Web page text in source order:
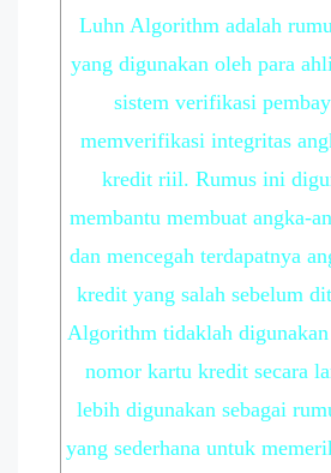
Luhn Algorithm adalah
yang digunakan oleh para
sistem verifikasi
memverifikasi integritas
kredit riil. Rumus ini
membantu membuat angka-
dan mencegah terdapatnya
kredit yang salah sebelum
Algorithm tidaklah
nomor kartu kredit secara
lebih digunakan sebagai
yang sederhana untuk